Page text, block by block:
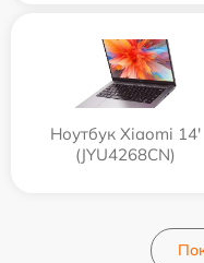
Ноутбук Xiaomi 14'
(JYU4268CN)